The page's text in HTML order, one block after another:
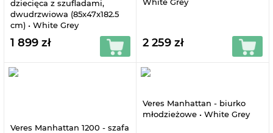
dziecięca z szufladami,
dwudrzwiowa (85x47x182.5
cm) • White Grey
1 899 zł 2 259 zł
Veres Manhattan 1200 - szafa
Veres Manhattan - biurko
młodzieżowe • White Grey